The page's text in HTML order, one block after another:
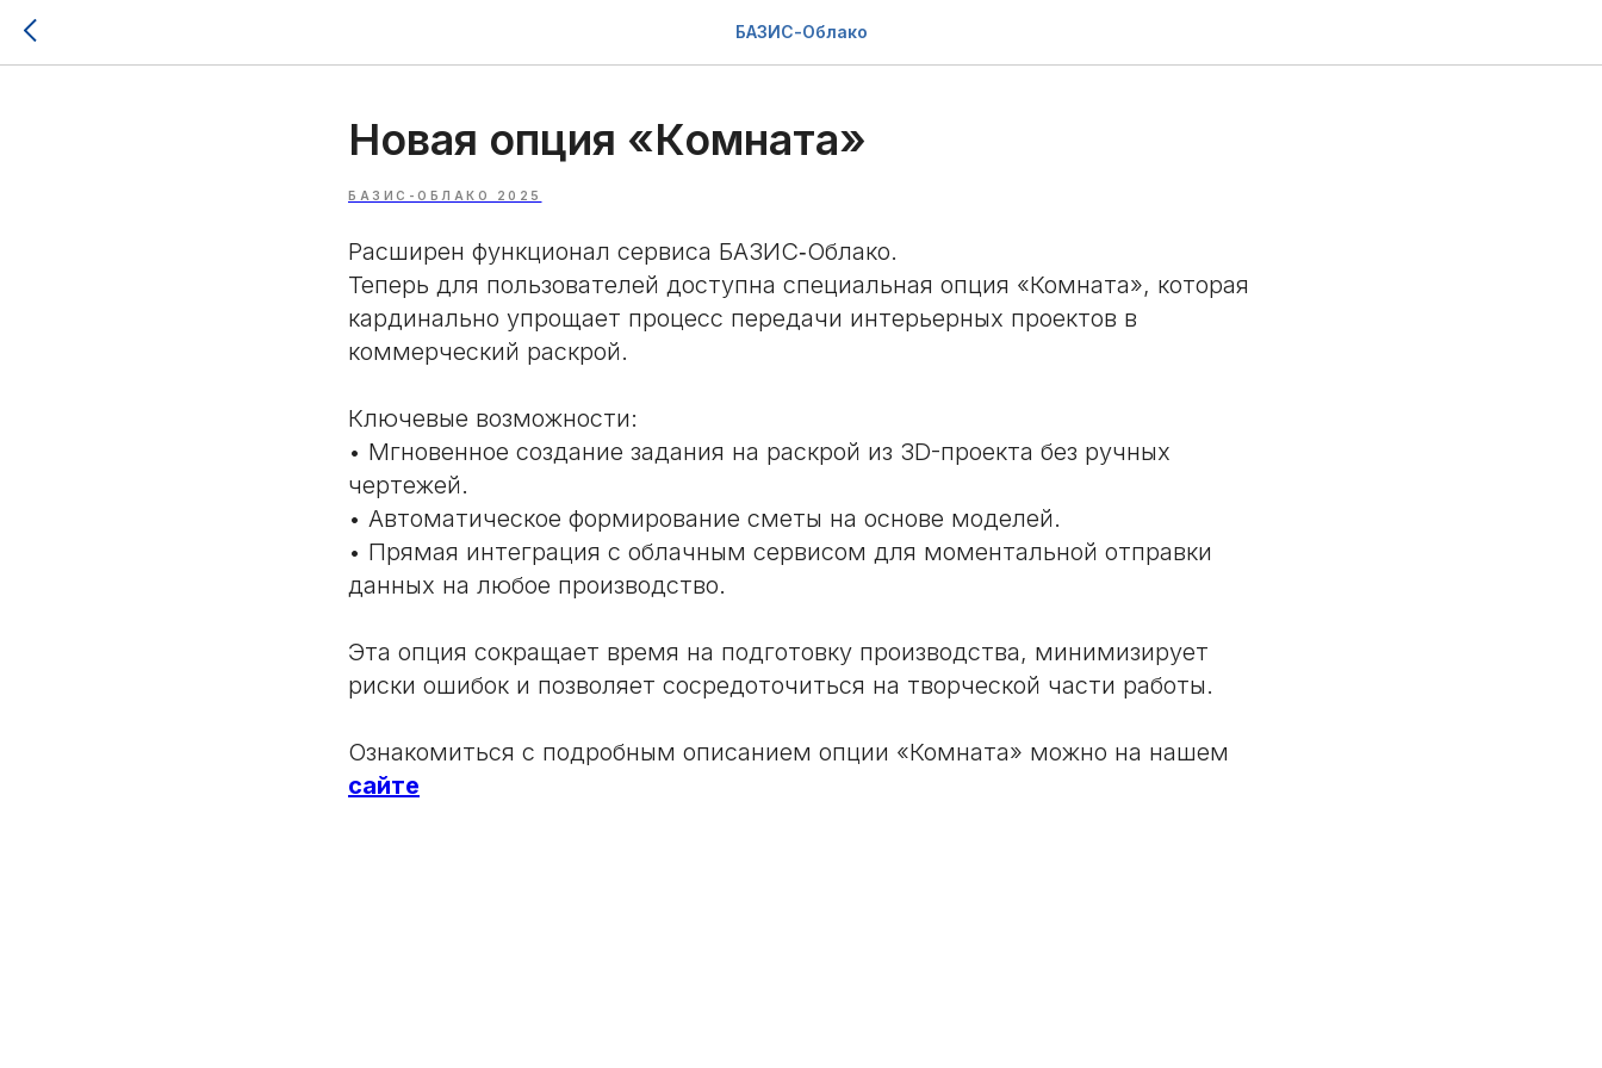
БАЗИС-Облако
Новая опция «Комната»
БАЗИС-ОБЛАКО 2025
Расширен функционал сервиса БАЗИС‑Облако.
Теперь для пользователей доступна специальная опция «Комната», которая
кардинально упрощает процесс передачи интерьерных проектов в
коммерческий раскрой.
Ключевые возможности:
• Мгновенное создание задания на раскрой из 3D-проекта без ручных
чертежей.
• Автоматическое формирование сметы на основе моделей.
• Прямая интеграция с облачным сервисом для моментальной отправки
данных на любое производство.
Эта опция сокращает время на подготовку производства, минимизирует
риски ошибок и позволяет сосредоточиться на творческой части работы.
Ознакомиться с подробным описанием опции «Комната» можно на нашем
сайте